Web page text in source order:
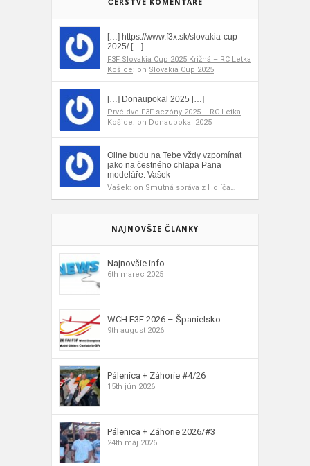
ČERSTVÉ KOMENTÁRE
[…] https://www.f3x.sk/slovakia-cup-
2025/ […]
F3F Slovakia Cup 2025 Križná – RC Letka
Košice: on Slovakia Cup 2025
[…] Donaupokal 2025 […]
Prvé dve F3F sezóny 2025 – RC Letka
Košice: on Donaupokal 2025
Oline budu na Tebe vždy vzpomínat
jako na čestného chlapa Pana
modeláře. Vašek
Vašek: on Smutná správa z Holíča…
NAJNOVŠIE ČLÁNKY
Najnovšie info…
6th marec 2025
WCH F3F 2026 – Španielsko
9th august 2026
Pálenica + Záhorie #4/26
15th jún 2026
Pálenica + Záhorie 2026/#3
24th máj 2026